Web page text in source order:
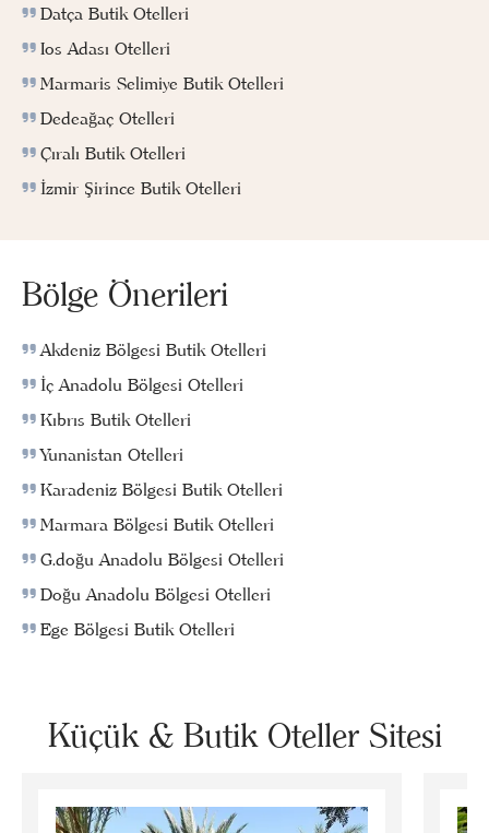
Datça Butik Otelleri
Ios Adası Otelleri
Marmaris Selimiye Butik Otelleri
Dedeağaç Otelleri
Çıralı Butik Otelleri
İzmir Şirince Butik Otelleri
Bölge Önerileri
Akdeniz Bölgesi Butik Otelleri
İç Anadolu Bölgesi Otelleri
Kıbrıs Butik Otelleri
Yunanistan Otelleri
Karadeniz Bölgesi Butik Otelleri
Marmara Bölgesi Butik Otelleri
G.doğu Anadolu Bölgesi Otelleri
Doğu Anadolu Bölgesi Otelleri
Ege Bölgesi Butik Otelleri
Küçük & Butik Oteller Sitesi